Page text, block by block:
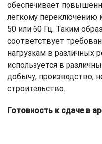
обеспечивает
легкому переключению
50 или 60 Гц. Таким
соответствует
нагрузкам в различных
используется в
добычу, производство,
строительство.
Готовность к сдаче в